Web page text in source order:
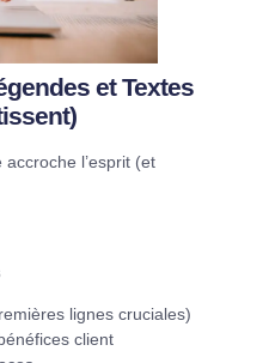
et Textes
l’esprit (et
lignes cruciales)
client